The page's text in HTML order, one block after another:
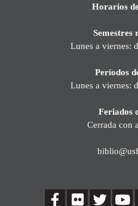
Horarios
Semestres
Lunes a viernes:
Períodos
Lunes a viernes:
Feriados
Cerrada con